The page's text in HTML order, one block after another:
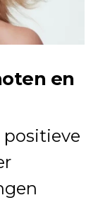
en
positieve